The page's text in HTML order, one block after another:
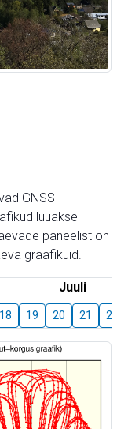
GNSS-
luuakse
paneelist on
graafikuid.
Juuli
18 19 20 21 22